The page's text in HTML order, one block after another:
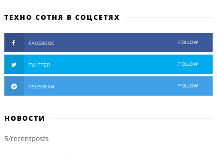
ТЕХНО СОТНЯ В СОЦСЕТЯХ
FACEBOOK FOLLOW
TWITTER FOLLOW
TELEGRAM FOLLOW
НОВОСТИ
5/recentposts